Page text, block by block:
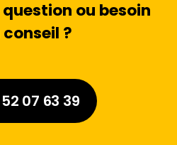
ou besoin
conseil ?
07 63 39